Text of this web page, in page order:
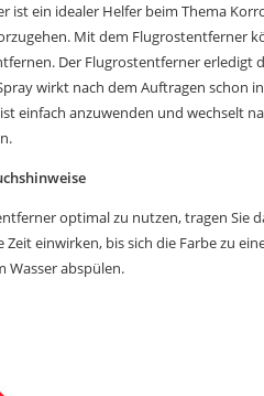
ist ein idealer Helfer beim Thema
Mit dem Flugrostentferner
Der Flugrostentferner erledigt
wirkt nach dem Auftragen
einfach anzuwenden und wechselt
optimal zu nutzen, tragen Sie
Zeit einwirken, bis sich die Farbe zu
Wasser abspülen.